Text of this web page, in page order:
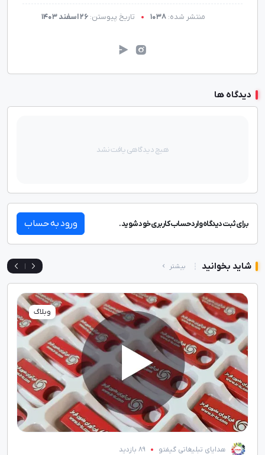
منتشر شده: 1038 تاریخ پیوستن: 26 اسفند 1403
دیدگاه ها
هیچ دیدگاهی یافت نشد
برای ثبت دیدگاه وارد حساب کاربری خود شوید. ورود به حساب
شاید بخوانید بیشتر |
هدایای تبلیغاتی
هدایای تبلیغاتی گیفتو 91 بازدید